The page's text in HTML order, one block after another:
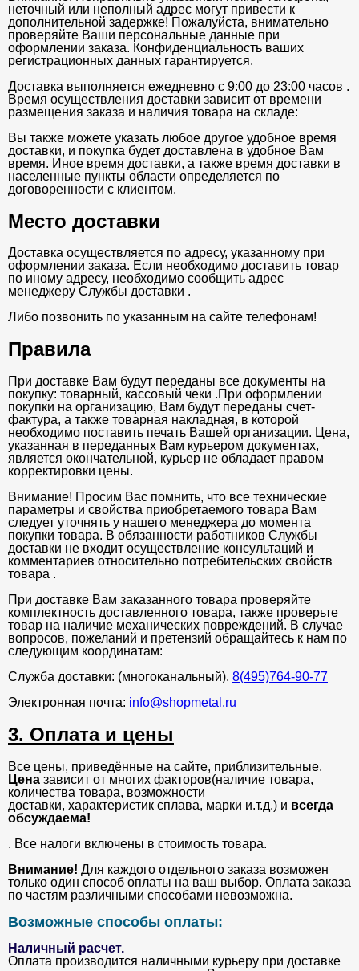
неточный или неполный адрес могут привести к
дополнительной задержке! Пожалуйста, внимательно
проверяйте Ваши персональные данные при
оформлении заказа. Конфиденциальность ваших
регистрационных данных гарантируется.
Доставка выполняется ежедневно с 9:00 до 23:00 часов .
Время осуществления доставки зависит от времени
размещения заказа и наличия товара на складе:
Вы также можете указать любое другое удобное время
доставки, и покупка будет доставлена в удобное Вам
время. Иное время доставки, а также время доставки в
населенные пункты области определяется по
договоренности с клиентом.
Место доставки
Доставка осуществляется по адресу, указанному при
оформлении заказа. Если необходимо доставить товар
по иному адресу, необходимо сообщить адрес
менеджеру Службы доставки .
Либо позвонить по указанным на сайте телефонам!
Правила
При доставке Вам будут переданы все документы на
покупку: товарный, кассовый чеки .При оформлении
покупки на организацию, Вам будут переданы счет-
фактура, а также товарная накладная, в которой
необходимо поставить печать Вашей организации. Цена,
указанная в переданных Вам курьером документах,
является окончательной, курьер не обладает правом
корректировки цены.
Внимание! Просим Вас помнить, что все технические
параметры и свойства приобретаемого товара Вам
следует уточнять у нашего менеджера до момента
покупки товара. В обязанности работников Службы
доставки не входит осуществление консультаций и
комментариев относительно потребительских свойств
товара .
При доставке Вам заказанного товара проверяйте
комплектность доставленного товара, также проверьте
товар на наличие механических повреждений. В случае
вопросов, пожеланий и претензий обращайтесь к нам по
следующим координатам:
Служба доставки: (многоканальный). 8(495)764-90-77
Электронная почта: info@shopmetal.ru
3. Оплата и цены
Все цены, приведённые на сайте, приблизительные.
Цена зависит от многих факторов(наличие товара,
количества товара, возможности
доставки, характеристик сплава, марки и.т.д.) и всегда
обсуждаема!
. Все налоги включены в стоимость товара.
Внимание! Для каждого отдельного заказа возможен
только один способ оплаты на ваш выбор. Оплата заказа
по частям различными способами невозможна.
Возможные способы оплаты:
Наличный расчет.
Оплата производится наличными курьеру при доставке